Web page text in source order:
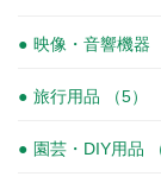
映像・音響機器
旅行用品 （5）
園芸・DIY用品